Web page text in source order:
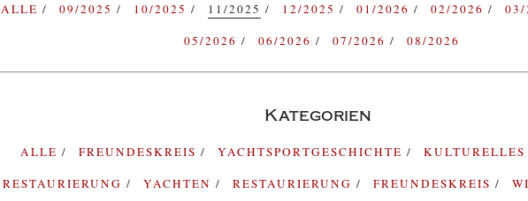
ALLE 09/2025 10/2025 11/2025 12/2025 01/2026 02/2026
05/2026
06/2026 07/2026 08/2026
Kategorien
ALLE FREUNDESKREIS YACHTSPORTGESCHICHTE
RESTAURIERUNG
YACHTEN RESTAURIERUNG FREUNDESKREIS